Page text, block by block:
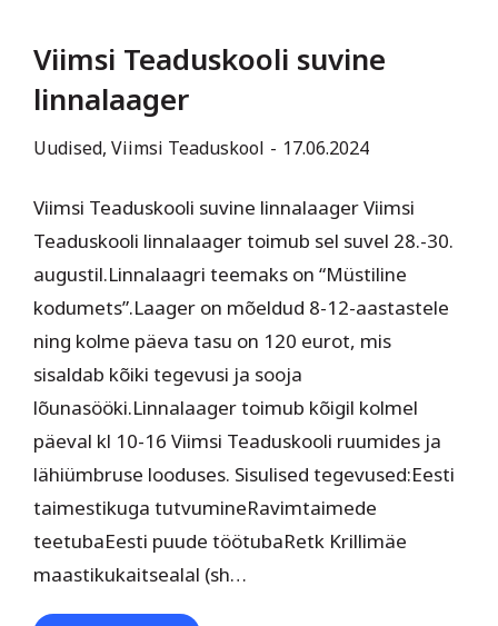
Viimsi Teaduskooli suvine
linnalaager
Uudised, Viimsi Teaduskool 17.06.2024
Viimsi Teaduskooli suvine linnalaager Viimsi
Teaduskooli linnalaager toimub sel suvel 28.-30.
augustil.Linnalaagri teemaks on “Müstiline
kodumets”.Laager on mõeldud 8-12-aastastele
ning kolme päeva tasu on 120 eurot, mis
sisaldab kõiki tegevusi ja sooja
lõunasööki.Linnalaager toimub kõigil kolmel
päeval kl 10-16 Viimsi Teaduskooli ruumides ja
lähiümbruse looduses. Sisulised tegevused:Eesti
taimestikuga tutvumineRavimtaimede
teetubaEesti puude töötubaRetk Krillimäe
maastikukaitsealal (sh…